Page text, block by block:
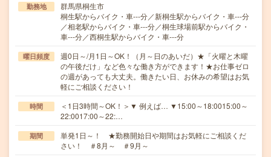
勤務地
群馬県桐生市
桐生駅からバイク・車---分／新桐生駅からバイク・車---分
／相老駅からバイク・車---分／桐生球場前駅からバイク・
車---分／西桐生駅からバイク・車---分
曜日頻度
週0日～/月1日～OK！（月～日のあいだ）★「火曜と木曜
の午後だけ」など色々な働き方ができます！★お仕事ゼロ
の週があっても大丈夫。働きたい日、お休みの希望はお気
軽にご相談ください！
時間
＜1日3時間～OK！＞▼ 例えば… ▼15:00～18:0015:00～
22:0017:00～22:…
期間
単発1日～！ ★勤務開始日や期間はお気軽にご相談くだ
さい！ ＃8月～ ＃9月～